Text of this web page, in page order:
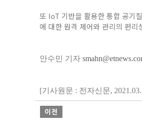
또 IoT 기반을 활용한 통합 공기
에 대한 원격 제어와 관리의 편리
안수민 기자
[기사원문 : 전자신문,